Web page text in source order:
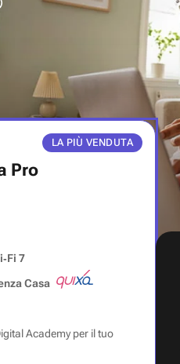
LA PIÙ VENDUTA
Pro
7
Casa
Academy per il tuo